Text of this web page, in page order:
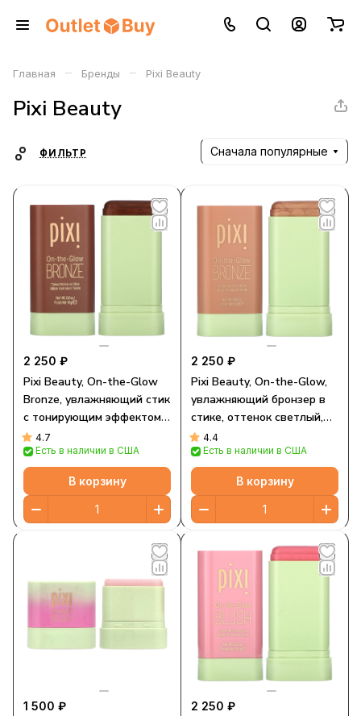
Главная – Бренды – Pixi Beauty
Pixi Beauty
ФИЛЬТР Сначала популярные
2 250 ₽
Pixi Beauty, On-the-Glow
Bronze, увлажняющий стик
с тонирующим эффектом,
Beach Glow, 19 г (0,6
унции)
4.7
Есть в наличии в США
В корзину
2 250 ₽
Pixi Beauty, On-the-Glow,
увлажняющий бронзер в
стике, оттенок светлый,
19 г (0,6 унции)
4.4
Есть в наличии в США
В корзину
1 500 ₽ 2 250 ₽